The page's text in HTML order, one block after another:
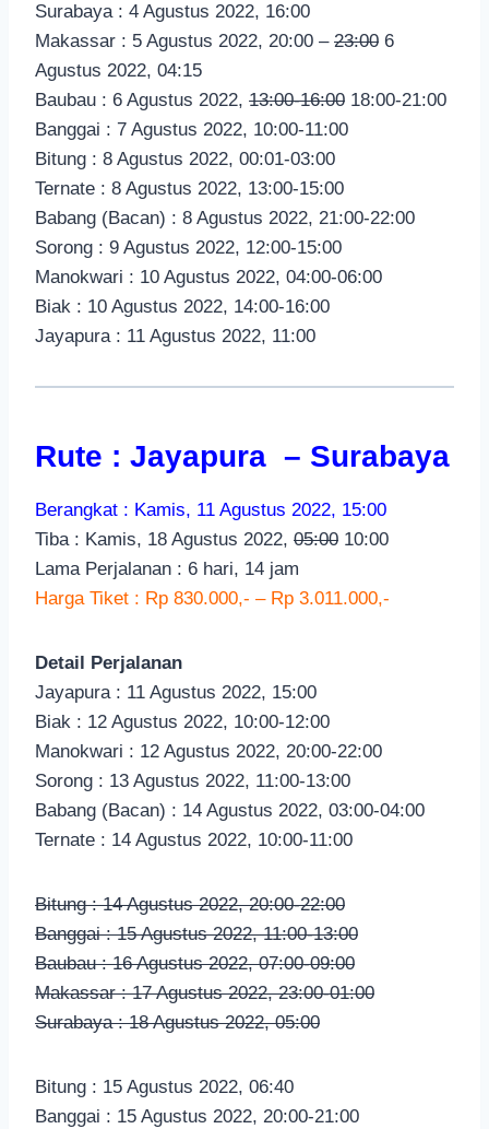
Surabaya : 4 Agustus 2022, 16:00
Makassar : 5 Agustus 2022, 20:00 – 23:00 6
Agustus 2022, 04:15
Baubau : 6 Agustus 2022, 13:00-16:00 18:00-21:00
Banggai : 7 Agustus 2022, 10:00-11:00
Bitung : 8 Agustus 2022, 00:01-03:00
Ternate : 8 Agustus 2022, 13:00-15:00
Babang (Bacan) : 8 Agustus 2022, 21:00-22:00
Sorong : 9 Agustus 2022, 12:00-15:00
Manokwari : 10 Agustus 2022, 04:00-06:00
Biak : 10 Agustus 2022, 14:00-16:00
Jayapura : 11 Agustus 2022, 11:00
Rute : Jayapura – Surabaya
Berangkat : Kamis, 11 Agustus 2022, 15:00
Tiba : Kamis, 18 Agustus 2022, 05:00 10:00
Lama Perjalanan : 6 hari, 14 jam
Harga Tiket : Rp 830.000,- – Rp 3.011.000,-
Detail Perjalanan
Jayapura : 11 Agustus 2022, 15:00
Biak : 12 Agustus 2022, 10:00-12:00
Manokwari : 12 Agustus 2022, 20:00-22:00
Sorong : 13 Agustus 2022, 11:00-13:00
Babang (Bacan) : 14 Agustus 2022, 03:00-04:00
Ternate : 14 Agustus 2022, 10:00-11:00
Bitung : 14 Agustus 2022, 20:00-22:00
Banggai : 15 Agustus 2022, 11:00-13:00
Baubau : 16 Agustus 2022, 07:00-09:00
Makassar : 17 Agustus 2022, 23:00-01:00
Surabaya : 18 Agustus 2022, 05:00
Bitung : 15 Agustus 2022, 06:40
Banggai : 15 Agustus 2022, 20:00-21:00